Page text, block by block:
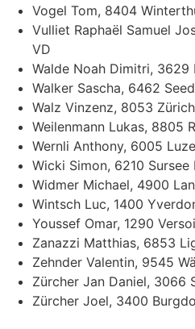
Vogel Tom, 8404
Vulliet Raphaël Samuel
VD
Walde Noah Dimitri, 3629
Walker Sascha, 6462
Walz Vinzenz, 8053
Weilenmann Lukas, 8805
Wernli Anthony, 6005
Wicki Simon, 6210 Sursee
Widmer Michael, 4900
Wintsch Luc, 1400
Youssef Omar, 1290
Zanazzi Matthias, 6853
Zehnder Valentin, 9545
Zürcher Jan Daniel, 3066
Zürcher Joel, 3400